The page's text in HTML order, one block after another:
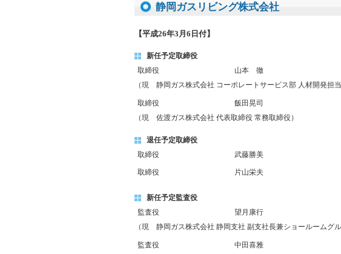
静岡ガスリビング株式会社
【平成26年3月6日付】
新任予定取締役
取締役
山本 徹
（現 静岡ガス株式会社 コーポレートサービス部 人材開発担当
取締役
飯田晃司
（現 佐渡ガス株式会社 代表取締役 常務取締役）
退任予定取締役
取締役
武藤勝美
取締役 片山栄夫
新任予定監査役
監査役
望月康行
（現 静岡ガス株式会社 静岡支社 副支社長兼ショールームグル
監査役
中田喜雅